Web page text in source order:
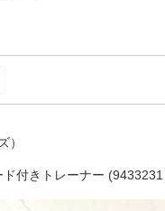
）
付きトレーナー (9433231